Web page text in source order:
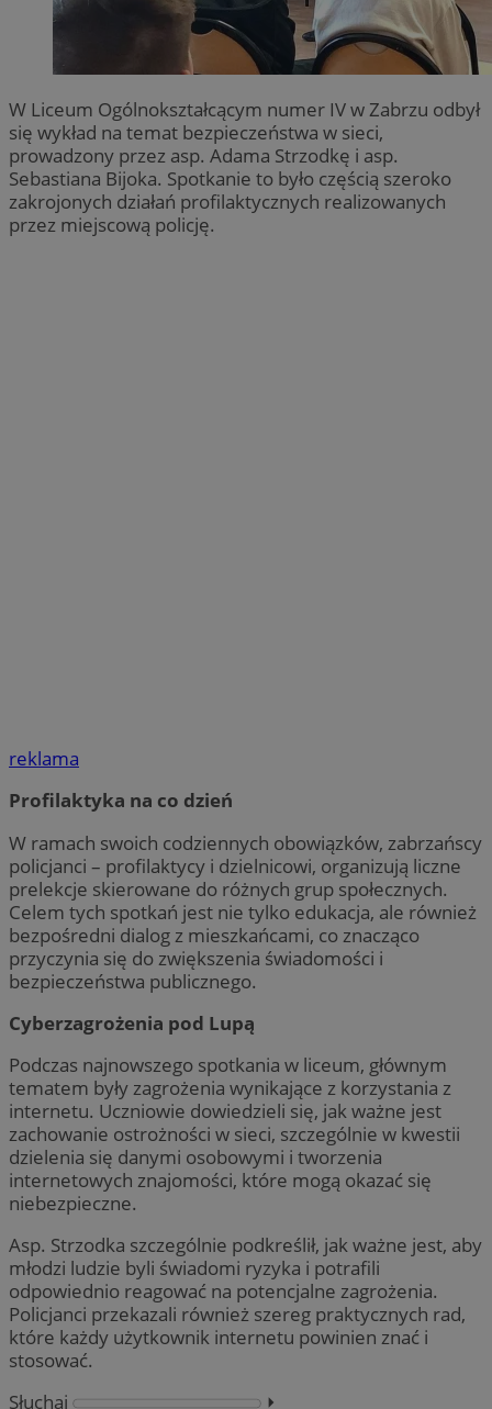
W Liceum Ogólnokształcącym numer IV w Zabrzu odbył
się wykład na temat bezpieczeństwa w sieci,
prowadzony przez asp. Adama Strzodkę i asp.
Sebastiana Bijoka. Spotkanie to było częścią szeroko
zakrojonych działań profilaktycznych realizowanych
przez miejscową policję.
reklama
Profilaktyka na co dzień
W ramach swoich codziennych obowiązków, zabrzańscy
policjanci – profilaktycy i dzielnicowi, organizują liczne
prelekcje skierowane do różnych grup społecznych.
Celem tych spotkań jest nie tylko edukacja, ale również
bezpośredni dialog z mieszkańcami, co znacząco
przyczynia się do zwiększenia świadomości i
bezpieczeństwa publicznego.
Cyberzagrożenia pod Lupą
Podczas najnowszego spotkania w liceum, głównym
tematem były zagrożenia wynikające z korzystania z
internetu. Uczniowie dowiedzieli się, jak ważne jest
zachowanie ostrożności w sieci, szczególnie w kwestii
dzielenia się danymi osobowymi i tworzenia
internetowych znajomości, które mogą okazać się
niebezpieczne.
Asp. Strzodka szczególnie podkreślił, jak ważne jest, aby
młodzi ludzie byli świadomi ryzyka i potrafili
odpowiednio reagować na potencjalne zagrożenia.
Policjanci przekazali również szereg praktycznych rad,
które każdy użytkownik internetu powinien znać i
stosować.
Słuchaj
⏵︎